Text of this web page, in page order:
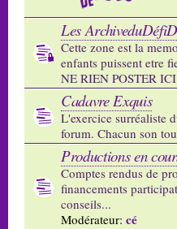
Les
Cette zone est la
enfants puissent etre
NE RIEN POSTER
Cadavre Exquis
L'exercice surréaliste
forum. Chacun son
Productions en
Comptes rendus de
financements
conseils...
Modérateur: cé